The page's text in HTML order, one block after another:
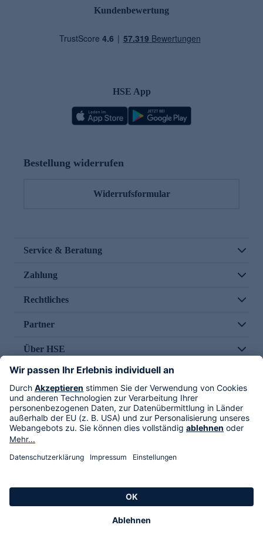
Kundenbewertung
HSE App
Bestellung widerrufen
Widerrufsformular
Service & Beratung
Zahlung
Rechtliches
Partner
Über HSE
Im TV
HSE International